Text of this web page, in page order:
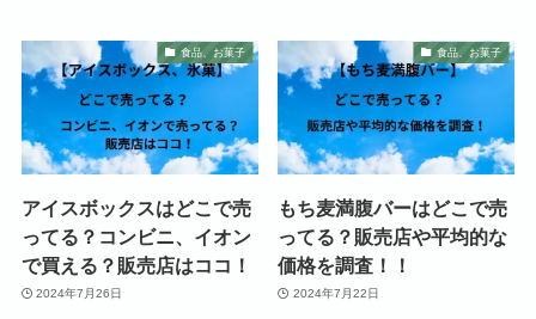
食品、お菓子
アイスボックスはどこで売
ってる？コンビニ、イオン
で買える？販売店はココ！
2024年7月26日
食品、お菓子
もち麦満腹バーはどこで売
ってる？販売店や平均的な
価格を調査！！
2024年7月22日